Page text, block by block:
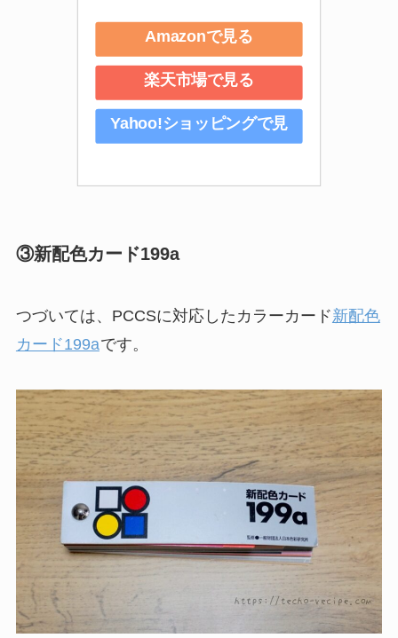
Amazonで見る
楽天市場で見る
Yahoo!ショッピングで見
③新配色カード199a
つづいては、PCCSに対応したカラーカード新配色
カード199aです。